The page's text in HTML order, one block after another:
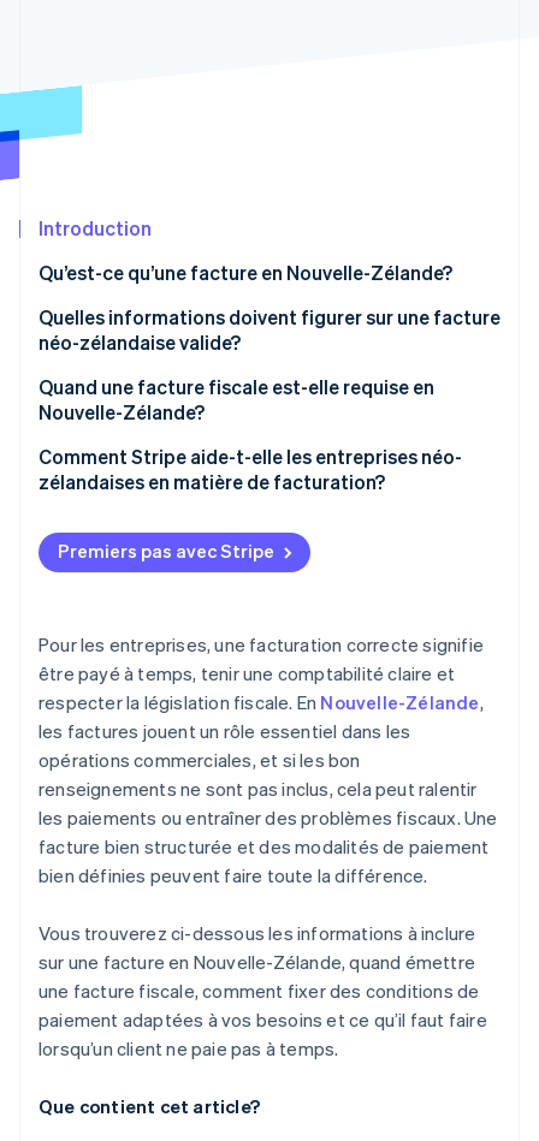
Climate
Identity
Découvrez comment Stripe construit l’infrastructure
l’IA.
Introduction
Qu’est-ce qu’une facture en Nouvelle-Zélande?
Quelles informations doivent figurer sur une facture
néo-zélandaise valide?
Informations sur l’entreprise
Informations sur la facture
Modalités et instructions de paiement
Quand une facture fiscale est-elle requise en
Nouvelle-Zélande?
Facture régulière vs. facture fiscale
Comment Stripe aide-t-elle les entreprises néo-
zélandaises en matière de facturation?
Création de factures
Accepter les paiements
Gestion de la facturation récurrente
Maintien de la conformité à la TPS
Suivi des factures en temps réel
Exploiter la facturation multidevises et
internationale
Premiers pas avec Stripe
Pour les entreprises, une facturation correcte signifie
être payé à temps, tenir une comptabilité claire et
respecter la législation fiscale. En Nouvelle-Zélande,
les factures jouent un rôle essentiel dans les
opérations commerciales, et si les bon
renseignements ne sont pas inclus, cela peut ralentir
les paiements ou entraîner des problèmes fiscaux. Une
facture bien structurée et des modalités de paiement
bien définies peuvent faire toute la différence.
Vous trouverez ci-dessous les informations à inclure
sur une facture en Nouvelle-Zélande, quand émettre
une facture fiscale, comment fixer des conditions de
paiement adaptées à vos besoins et ce qu’il faut faire
lorsqu’un client ne paie pas à temps.
Que contient cet article?